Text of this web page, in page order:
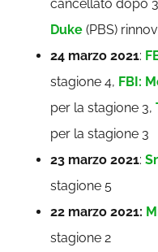
cancellato dopo
Duke (PBS)
24 marzo 2021:
stagione 4, FBI:
per la stagione 3,
per la stagione 3
23 marzo 2021:
stagione 5
22 marzo 2021:
stagione 2